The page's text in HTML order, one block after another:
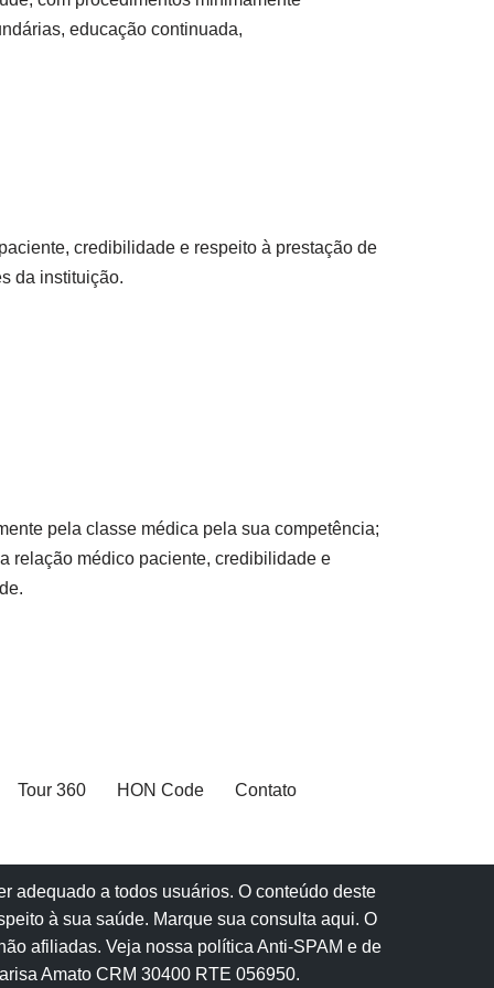
educação continuada,
credibilidade e respeito à prestação de
da instituição.
pela classe médica pela sua competência;
relação médico paciente, credibilidade e
Tour 360 HON Code Contato
adequado a todos usuários. O conteúdo deste
à sua saúde. Marque sua consulta aqui. O
afiliadas. Veja nossa política Anti-SPAM e de
Amato CRM 30400 RTE 056950.